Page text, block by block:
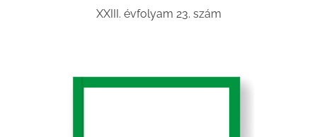
XXIII. évfolyam 23. szám